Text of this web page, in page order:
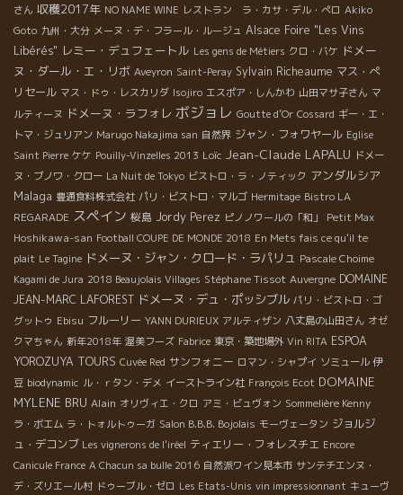
さん 収穫2017年 NO NAME WINE レストラン ラ・カサ・デル・ぺロ Akiko
Goto 九州・大分 メーヌ・デ・フラール・ルージュ Alsace Foire "Les Vins
Libérés" レミー・デュフェートル Les gens de Métiers クロ・バケ ドメー
ヌ・ダール・エ・リボ Aveyron Saint-Peray Sylvain Richeaume マス・ぺ
リセール マス・ドゥ・レスカリダ Isojiro エスポア・しんかわ 山田マサ子さん マ
ルティーヌ ドメーヌ・ラフォレ ボジョレ Goutte d’Or Cossard ギー・エ・
トマ・ジュリアン Marugo Nakajima san 自然界 ジャン・フォワヤール Eglise
Saint Pierre ケケ Pouilly-Vinzelles 2013 Loïc Jean-Claude LAPALU ドメー
ヌ・ブノワ・クロー La Nuit de Tokyo ビストロ・ラ・ノティック アンダルシア
Malaga 豊通食料株式会社 パリ・ビストロ・マルゴ Hermitage Bistro LA
REGARADE スペイン 桜島 Jordy Perez ピノノワールの「和」 Petit Max
Hoshikawa-san Football COUPE DE MONDE 2018 En Mets fais ce qu'il te
plait Le Tagine ドメーヌ・ジャン・クロード・ラパリュ Pascale Choime
Kagami de Jura 2018 Beaujolais Villages Stéphane Tissot Auvergne DOMAINE
JEAN-MARC LAFOREST ドメーヌ・デュ・ポッシブル パリ・ビストロ・ゴ
グットゥ Ebisu フルーリー YANN DURIEUX アルティザン 八丈島の山田さん オゼ
クマちゃん 新年2018年 渥美フーズ Fabrice 東京・築地場外 Vin RITA ESPOA
YOROZUYA TOURS Cuvée Red サンフォニー ロマン・シャプイ ソミュール 伊
豆 biodynamic ル・ｒタン・デメ イーストライン社 François Ecot DOMAINE
MYLENE BRU Alain オリヴィエ・クロ アミ・ビュヴォン Sommelière Kenny
ラ・ボエム ラ・トォルトゥーガ Salon B.B.B. Bojolais モーヴェータン ジョルジ
ュ・デコンブ Les vignerons de l'iréel ティエリー・フォレスチエ Encore
Canicule France A Chacun sa bulle 2016 自然派ワイン見本市 サンテチエンヌ・
デ・ズリエール村 ドゥーブル・ゼロ Les Etats-Unis vin impressionnant キューヴ